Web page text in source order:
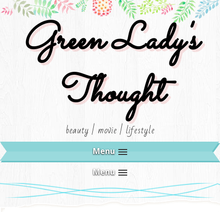
Green Lady's
Thought
beauty | movie | lifestyle
Menu
Menu